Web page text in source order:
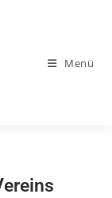
Menü